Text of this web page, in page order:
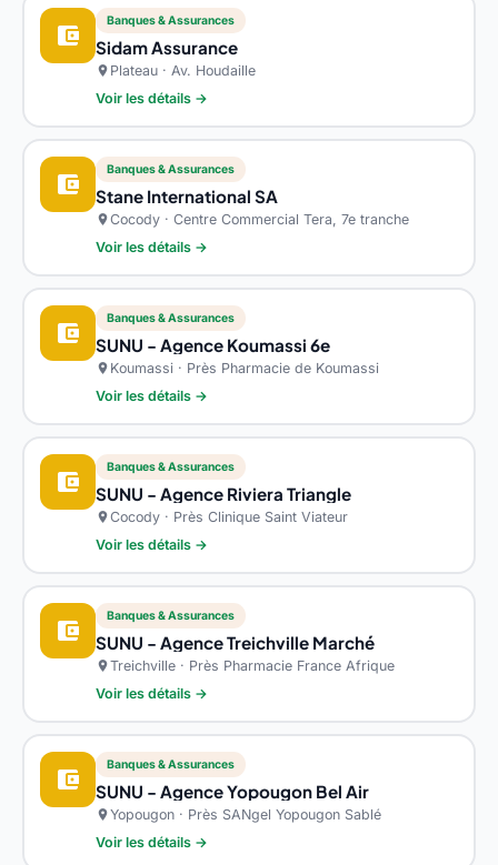
account_balance_wallet
Banques & Assurances
Sidam Assurance
location_on Plateau · Av. Houdaille
Voir les détails →
account_balance_wallet
Banques & Assurances
Stane International SA
location_onCocody · Centre Commercial Tera, 7e tranche
Voir les détails →
account_balance_wallet
Banques & Assurances
SUNU - Agence Koumassi 6e
location_on Koumassi · Près Pharmacie de Koumassi
Voir les détails →
account_balance_wallet
Banques & Assurances
SUNU - Agence Riviera Triangle
location_onCocody · Près Clinique Saint Viateur
Voir les détails →
account_balance_wallet
Banques & Assurances
SUNU - Agence Treichville Marché
location_onTreichville · Près Pharmacie France Afrique
Voir les détails →
account_balance_wallet
Banques & Assurances
SUNU - Agence Yopougon Bel Air
location_onYopougon · Près SANgel Yopougon Sablé
Voir les détails →